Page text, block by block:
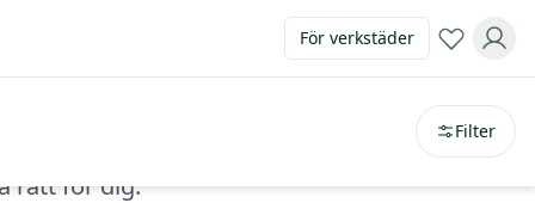
För verkstäder
rätt för dig.
Filter
avstånd